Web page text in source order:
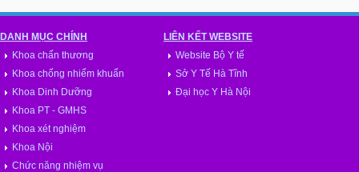
DANH MỤC CHÍNH
Khoa chấn thương
Khoa chống nhiểm khuẩn
Khoa Dinh Dưỡng
Khoa PT - GMHS
Khoa xét nghiệm
Khoa Nội
Chức năng nhiệm vụ
LIÊN KẾT WEBSITE
Website Bộ Y tế
Sở Y Tế Hà Tĩnh
Đại học Y Hà Nội